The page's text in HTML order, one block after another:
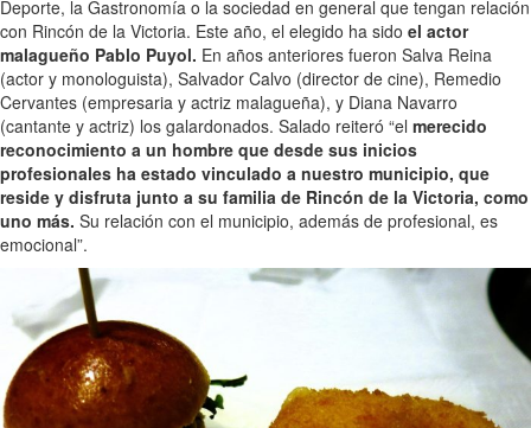
Deporte, la Gastronomía o la sociedad en general que tengan relación
con Rincón de la Victoria. Este año, el elegido ha sido el actor
malagueño Pablo Puyol. En años anteriores fueron Salva Reina
(actor y monologuista), Salvador Calvo (director de cine), Remedio
Cervantes (empresaria y actriz malagueña), y Diana Navarro
(cantante y actriz) los galardonados. Salado reiteró “el merecido
reconocimiento a un hombre que desde sus inicios
profesionales ha estado vinculado a nuestro municipio, que
reside y disfruta junto a su familia de Rincón de la Victoria, como
uno más. Su relación con el municipio, además de profesional, es
emocional”.